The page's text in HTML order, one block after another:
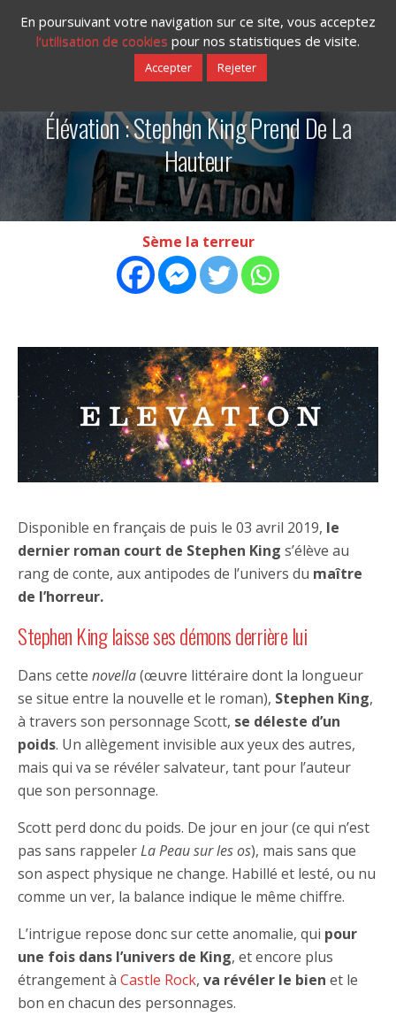
Élévation : Stephen King Prend De La
Hauteur
Sème la terreur
Disponible en français de puis le 03 avril 2019, le
dernier roman court de Stephen King s’élève au
rang de conte, aux antipodes de l’univers du maître
de l’horreur.
Stephen King laisse ses démons derrière lui
Dans cette novella(œuvre littéraire dont la longueur
se situe entre la nouvelle et le roman), Stephen King,
à travers son personnage Scott, se déleste d’un
poids. Un allègement invisible aux yeux des autres,
mais qui va se révéler salvateur, tant pour l’auteur
que son personnage.
Scott perd donc du poids. De jour en jour (ce qui n’est
pas sans rappelerLa Peau sur les os), mais sans que
son aspect physique ne change. Habillé et lesté, ou nu
comme un ver, la balance indique le même chiffre.
L’intrigue repose donc sur cette anomalie, qui pour
une fois dans l’univers de King, et encore plus
étrangement à Castle Rock, va révéler le bien et le
bon en chacun des personnages.
En poursuivant votre navigation sur ce site, vous acceptez
l‘utilisation de cookies pour nos statistiques de visite.
Accepter Rejeter